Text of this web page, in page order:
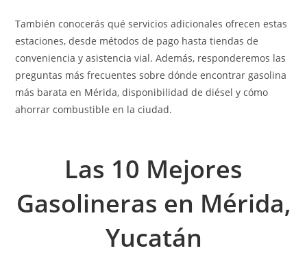
También conocerás qué servicios adicionales ofrecen estas
estaciones, desde métodos de pago hasta tiendas de
conveniencia y asistencia vial. Además, responderemos las
preguntas más frecuentes sobre dónde encontrar gasolina
más barata en Mérida, disponibilidad de diésel y cómo
ahorrar combustible en la ciudad.
Las 10 Mejores
Gasolineras en Mérida,
Yucatán